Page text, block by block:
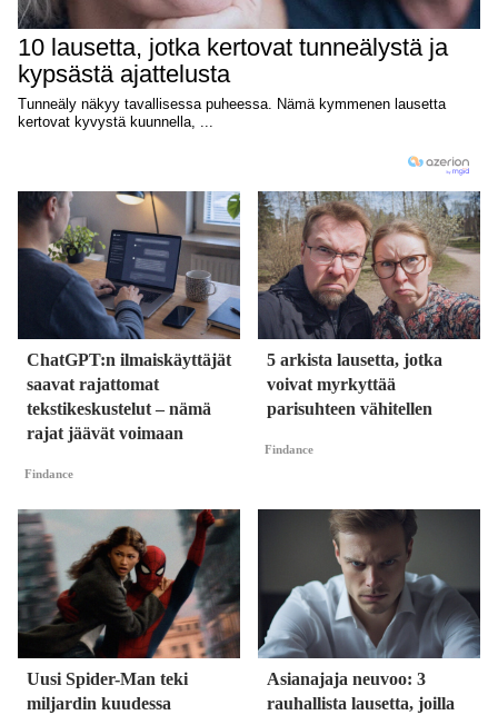
ChatGPT:n ilmaiskäyttäjät
saavat rajattomat
tekstikeskustelut – nämä
rajat jäävät voimaan
Findance
5 arkista lausetta, jotka
voivat myrkyttää
parisuhteen vähitellen
Findance
Uusi Spider-Man teki
miljardin kuudessa
Asianajaja neuvoo: 3
rauhallista lausetta, joilla